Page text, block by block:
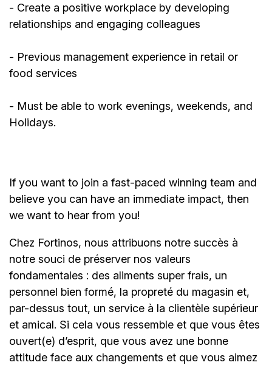
- Create a positive workplace by developing
relationships and engaging colleagues
- Previous management experience in retail or
food services
- Must be able to work evenings, weekends, and
Holidays.
If you want to join a fast-paced winning team and
believe you can have an immediate impact, then
we want to hear from you!
Chez Fortinos, nous attribuons notre succès à
notre souci de préserver nos valeurs
fondamentales : des aliments super frais, un
personnel bien formé, la propreté du magasin et,
par-dessus tout, un service à la clientèle supérieur
et amical. Si cela vous ressemble et que vous êtes
ouvert(e) d’esprit, que vous avez une bonne
attitude face aux changements et que vous aimez